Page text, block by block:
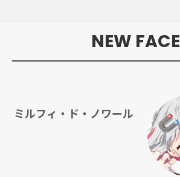
NEW FACE
ミルフィ・ド・ノワール